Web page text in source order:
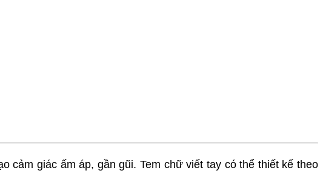
giác ấm áp, gần gũi. Tem chữ viết tay có thể thiết kế theo